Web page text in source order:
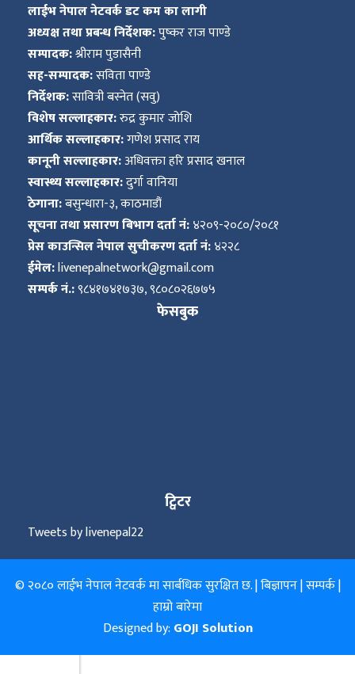
लाईभ नेपाल नेटवर्क डट कम का लागी
अध्यक्ष तथा प्रबन्ध निर्देशक:पुष्कर राज पाण्डे
सम्पादक:श्रीराम पुडासैनी
सह-सम्पादक:सविता पाण्डे
निर्देशक:सावित्री बस्नेत (सवु)
विशेष सल्लाहकार:रुद्र कुमार जोशि
आर्थिक सल्लाहकार:गणेश प्रसाद राय
कानूनी सल्लाहकार:अधिवक्ता हरि प्रसाद खनाल
स्वास्थ्य सल्लाहकार:दुर्गा वानिया
ठेगाना:बसुन्धारा-३, काठमाडौं
सूचना तथा प्रसारण बिभाग दर्ता नं:४२०९-२०८०/२०८१
प्रेस काउन्सिल नेपाल सुचीकरण दर्ता नं:४२२८
ईमेल:livenepalnetwork@gmail.com
सम्पर्क नं.:९८४१७४१७३७, ९८०८०२६७७५
फेसबुक
ट्विटर
Tweets by livenepal22
© २०८० लाईभ नेपाल नेटवर्क मा सार्बधिक सुरक्षित छ. |बिज्ञापन|सम्पर्क|
हाम्रो बारेमा
Designed by: GOJI Solution